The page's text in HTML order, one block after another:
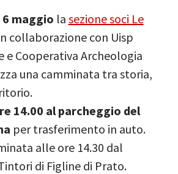
maggio la sezione soci Le
collaborazione con Uisp
e Cooperativa Archeologia
una camminata tra storia,
14.00 al parcheggio del
per trasferimento in auto.
alle ore 14.30 dal
di Figline di Prato.